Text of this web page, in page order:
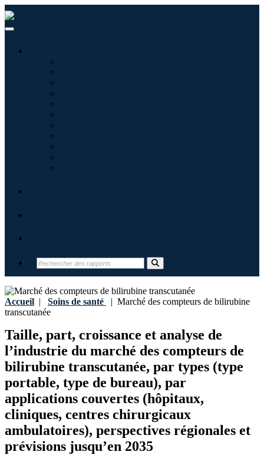
Accueil | Soins de santé | Marché des compteurs de bilirubine
transcutanée
Taille, part, croissance et analyse de
l’industrie du marché des compteurs de
bilirubine transcutanée, par types (type
portable, type de bureau), par
applications couvertes (hôpitaux,
cliniques, centres chirurgicaux
ambulatoires), perspectives régionales et
prévisions jusqu’en 2035